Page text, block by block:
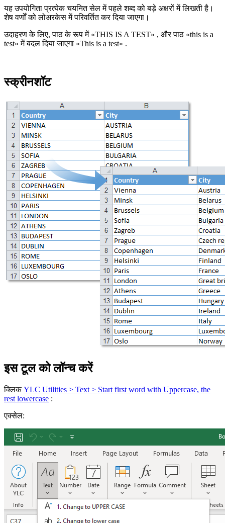
यह उपयोगिता प्रत्येक चयनित सेल में पहले शब्द को बड़े अक्षरों में लिखती है।
शेष वर्णों को लोअरकेस में परिवर्तित कर दिया जाएगा।
उदाहरण के लिए, पाठ के रूप में «THIS IS A TEST» , और पाठ «this is a
test» में बदल दिया जाएगा «This is a test» .
स्क्रीनशॉट
इस टूल को लॉन्च करें
क्लिकYLC Utilities > Text > Start first word with Uppercase, the
rest lowercase :
एक्सेल: